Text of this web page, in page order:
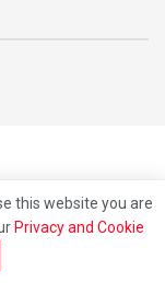
this website you are
Privacy and Cookie